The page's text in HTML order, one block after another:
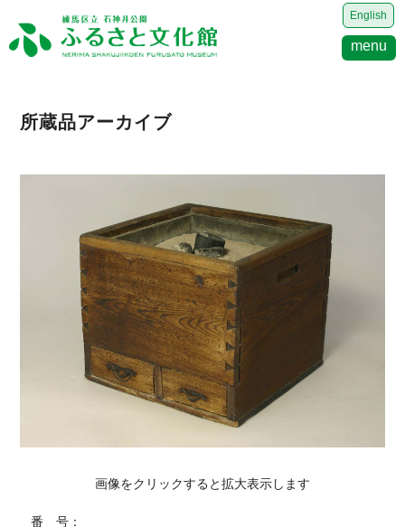
English
menu
所蔵品アーカイブ
画像をクリックすると拡大表示します
番 号：